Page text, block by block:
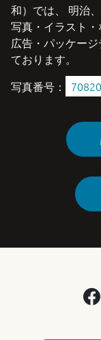
和）では、 明治
写真・イラスト
広告・パッケー
ております。
写真番号：